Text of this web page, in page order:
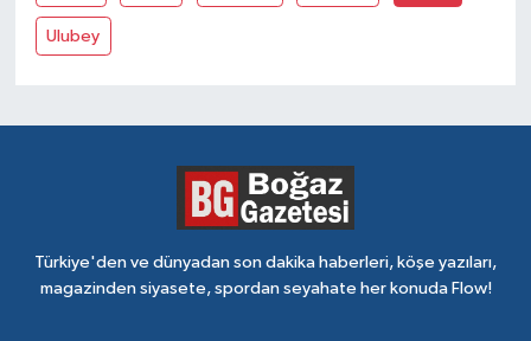
Ulubey
Türkiye'den ve dünyadan son dakika haberleri, köşe yazıları,
magazinden siyasete, spordan seyahate her konuda Flow!